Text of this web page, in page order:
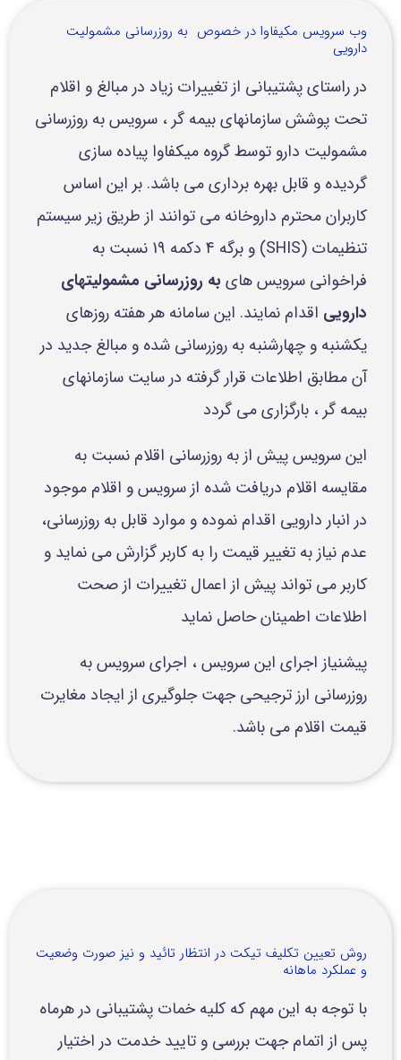
وب سرویس مکیفاوا در خصوص به روزرسانی مشمولیت
دارویی
در راستای پشتیبانی از تغییرات زیاد در مبالغ و اقلام
تحت پوشش سازمانهای بیمه گر ، سرویس به روزرسانی
مشمولیت دارو توسط گروه میکفاوا پیاده سازی
گردیده و قابل بهره برداری می باشد. بر این اساس
کاربران محترم داروخانه می توانند از طریق زیر سیستم
تنظیمات (SHIS) و برگه 4 دکمه 19 نسبت به
فراخوانی سرویس های به روزرسانی مشمولیتهای
دارویی اقدام نمایند. این سامانه هر هفته روزهای
یکشنبه و چهارشنبه به روزرسانی شده و مبالغ جدید در
آن مطابق اطلاعات قرار گرفته در سایت سازمانهای
بیمه گر ، بارگزاری می گردد
این سرویس پیش از به روزرسانی اقلام نسبت به
مقایسه اقلام دریافت شده از سرویس و اقلام موجود
در انبار دارویی اقدام نموده و موارد قابل به روزرسانی،
عدم نیاز به تغییر قیمت را به کاربر گزارش می نماید و
کاربر می تواند پیش از اعمال تغییرات از صحت
اطلاعات اطمینان حاصل نماید
پیشنیاز اجرای این سرویس ، اجرای سرویس به
روزرسانی ارز ترجیحی جهت جلوگیری از ایجاد مغایرت
قیمت اقلام می باشد.
روش تعیین تکلیف تیکت در انتظار تائید و نیز صورت وضعیت
و عملکرد ماهانه
با توجه به این مهم که کلیه خمات پشتیبانی در هرماه
پس از اتمام جهت بررسی و تایید خدمت در اختیار